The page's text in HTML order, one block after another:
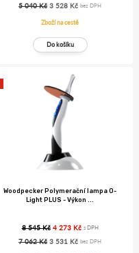
5 040 Kč 3 528 Kč bez DPH
Zboží na cestě
Woodpecker Polymerační lampa O-
Light PLUS - Výkon ...
8 545 Kč 4 273 Kč s DPH
7 062 Kč 3 531 Kč bez DPH